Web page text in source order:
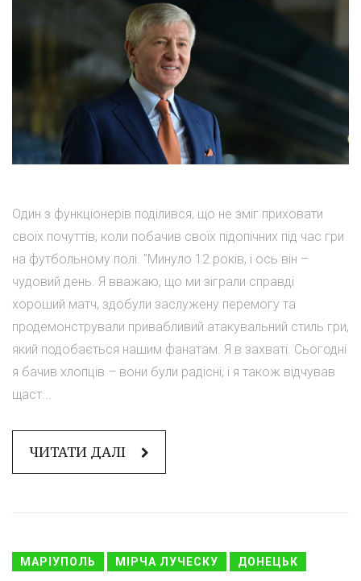
Один з функціонерів поділився, що не зміг приховати
своїх почуттів, коли побачив своїх підопічних під час гри
на футбольному полі. "Минуло 12 років, і ось він –
чудовий день. Я вважаю, що ми зіграли справді
хороший матч, здобули заслужену перемогу та
продемонстрували привабливий атакувальний стиль гри,
який подобається нашим фанатам. Я в захваті. Сьогодні
я бачив хлопців – вони були радісні, і я також відчував
щаст...
ЧИТАТИ ДАЛІ
МАРІУПОЛЬ МІРЧА ЛУЧЕСКУ ДОНЕЦЬК